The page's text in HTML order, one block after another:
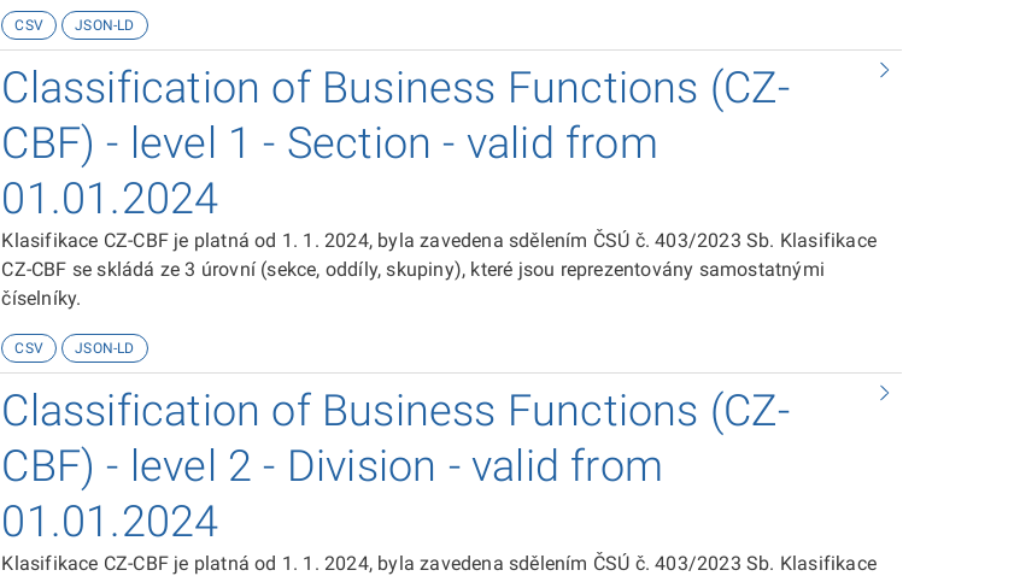
CSV JSON-LD
Classification of Business Functions (CZ-
CBF) - level 1 - Section - valid from
01.01.2024
Klasifikace CZ-CBF je platná od 1. 1. 2024, byla zavedena sdělením ČSÚ č. 403/2023 Sb. Klasifikace
CZ-CBF se skládá ze 3 úrovní (sekce, oddíly, skupiny), které jsou reprezentovány samostatnými
číselníky.
CSV JSON-LD
Classification of Business Functions (CZ-
CBF) - level 2 - Division - valid from
01.01.2024
Klasifikace CZ-CBF je platná od 1. 1. 2024, byla zavedena sdělením ČSÚ č. 403/2023 Sb. Klasifikace